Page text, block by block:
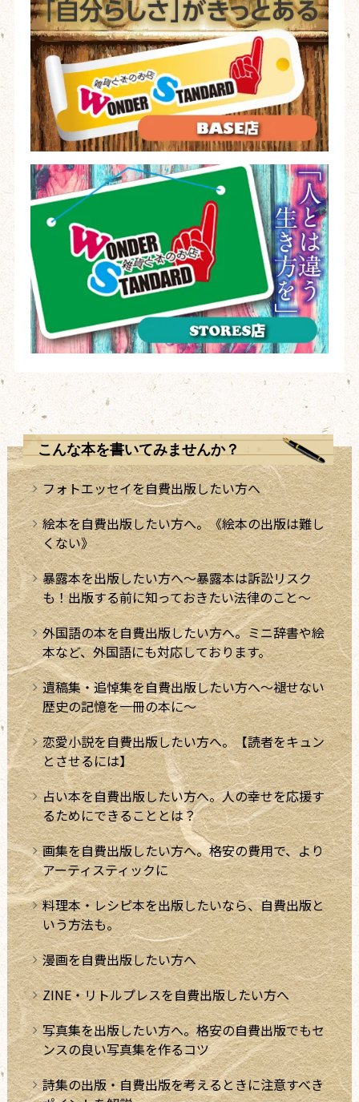
こんな本を書いてみませんか？
フォトエッセイを自費出版したい方へ
絵本を自費出版したい方へ。《絵本の出版は難し
くない》
暴露本を出版したい方へ～暴露本は訴訟リスク
も！出版する前に知っておきたい法律のこと～
外国語の本を自費出版したい方へ。ミニ辞書や絵
本など、外国語にも対応しております。
遺稿集・追悼集を自費出版したい方へ～褪せない
歴史の記憶を一冊の本に～
恋愛小説を自費出版したい方へ。【読者をキュン
とさせるには】
占い本を自費出版したい方へ。人の幸せを応援す
るためにできることとは？
画集を自費出版したい方へ。格安の費用で、より
アーティスティックに
料理本・レシピ本を出版したいなら、自費出版と
いう方法も。
漫画を自費出版したい方へ
ZINE・リトルプレスを自費出版したい方へ
写真集を出版したい方へ。格安の自費出版でもセ
ンスの良い写真集を作るコツ
詩集の出版・自費出版を考えるときに注意すべき